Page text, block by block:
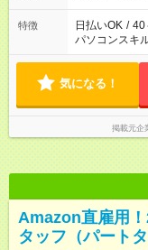
特徴 日払いOK / 40
パソコンスキ
気になる！
掲載元企
Amazon直雇用
タッフ（パート